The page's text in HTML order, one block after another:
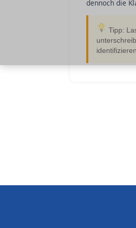
dennoch die
Tipp: